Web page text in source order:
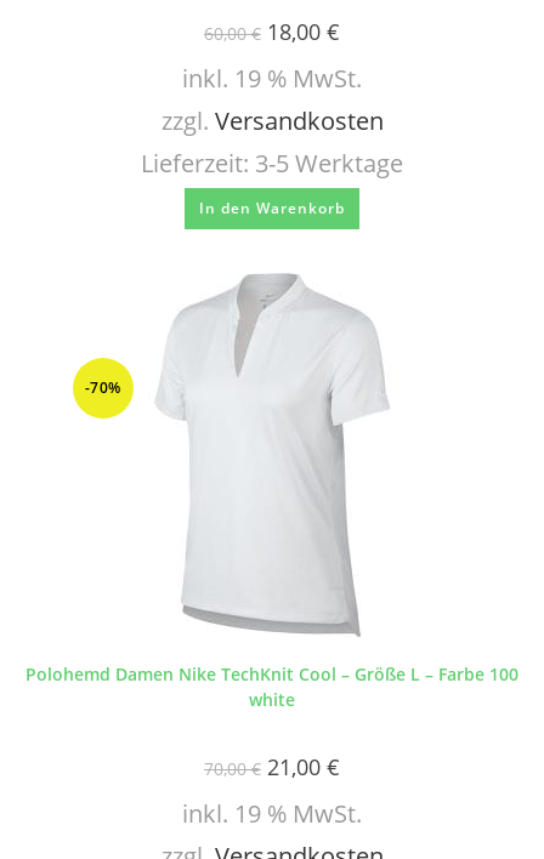
60,00€ 18,00 €
inkl. 19 % MwSt.
zzgl. Versandkosten
Lieferzeit: 3-5 Werktage
In den Warenkorb
-70%
Polohemd Damen Nike TechKnit Cool – Größe L – Farbe 100
white
70,00€ 21,00 €
inkl. 19 % MwSt.